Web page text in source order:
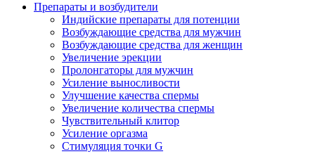
Препараты и возбудители
Индийские препараты для потенции
Возбуждающие средства для мужчин
Возбуждающие средства для женщин
Увеличение эрекции
Пролонгаторы для мужчин
Усиление выносливости
Улучшение качества спермы
Увеличение количества спермы
Чувствительный клитор
Усиление оргазма
Стимуляция точки G